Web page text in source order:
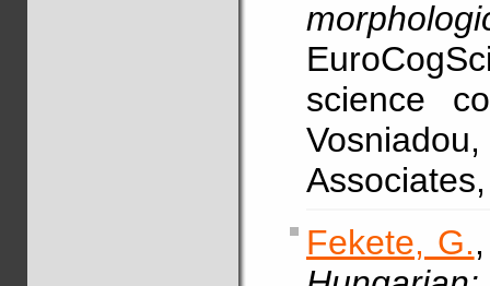
science
Fekete, G.